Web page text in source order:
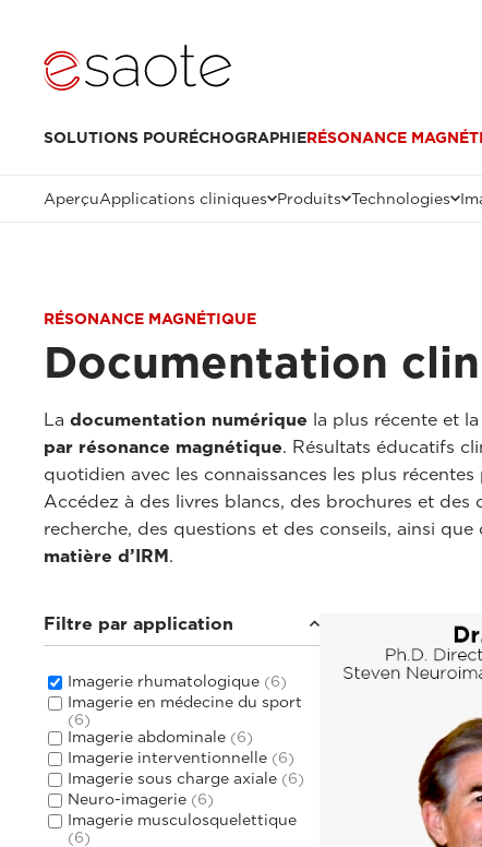
SOLUTIONS POURÉCHOGRAPHIERÉSONANCE
AperçuApplications cliniques Produits Technologies
RÉSONANCE MAGNÉTIQUE
Documentation
La documentation numérique la plus récente et
par résonance magnétique. Résultats éducatifs
quotidien avec les connaissances les plus
Accédez à des livres blancs, des brochures et
recherche, des questions et des conseils, ainsi
matière d’IRM.
Filtre par application
Imagerie rhumatologique (6)
Imagerie en médecine du sport
(6)
Imagerie abdominale (6)
Imagerie interventionnelle (6)
Imagerie sous charge axiale (6)
Neuro-imagerie (6)
Imagerie musculosquelettique
(6)